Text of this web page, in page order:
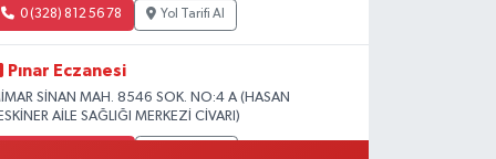
0 (328) 812 56 78 Yol Tarifi Al
Pınar Eczanesi
SİNAN MAH. 8546 SOK. NO:4 A (HASAN
AİLE SAĞLIĞI MERKEZİ CİVARI)